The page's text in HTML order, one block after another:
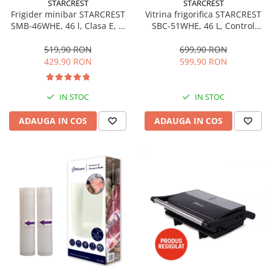
Aspiratoare
Mopuri electrice cu abur
Cantare corporale
Ingrijire tesaturi
Statii de calcat
Masini de cusut
Ondulatoare
Periute de dinti electrice
Pile electrice
Placi de indreptat parul
Plite
Preparare alimente
STARCREST
Frigider minibar STARCREST
SMB-46WHE, 46 l, Clasa E, H
519,90 RON
429,90 RON
IN STOC
ADAUGA IN COS
STARCREST
Vitrina frigorifica STARCREST
SBC-51WHE, 46 L, Control
48.8 cm, Alb
699,90 RON
599,90 RON
IN STOC
ADAUGA IN COS